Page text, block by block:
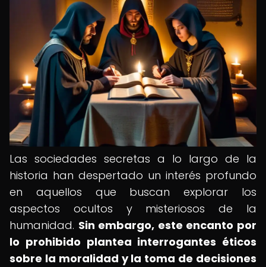
Las sociedades secretas a lo largo de la
historia han despertado un interés profundo
en aquellos que buscan explorar los
aspectos ocultos y misteriosos de la
humanidad. Sin embargo, este encanto por
lo prohibido plantea interrogantes éticos
sobre la moralidad y la toma de decisiones